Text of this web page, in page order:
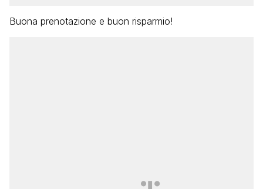
Buona prenotazione e buon risparmio!